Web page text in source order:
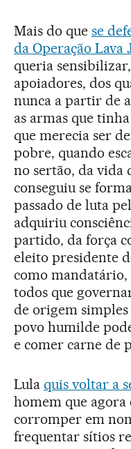
Mais do que se
da Operação Lava
queria
apoiadores, dos
nunca a partir de
as armas que
que merecia ser
pobre, quando
no sertão, da vida
conseguiu se
passado de luta
adquiriu
partido, da força
eleito presidente
como mandatário,
todos que
de origem simples
povo humilde
e comer carne de
Lula quis voltar a
homem que agora
corromper em
frequentar sítios